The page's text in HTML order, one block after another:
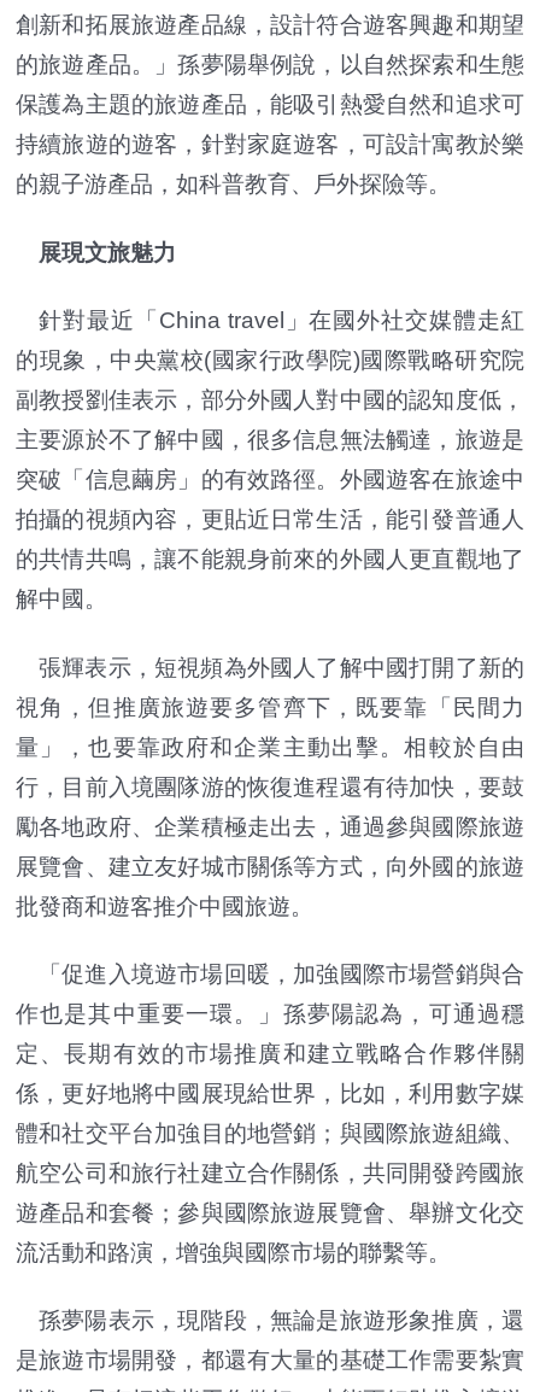
創新和拓展旅遊產品線，設計符合遊客興趣和期望
的旅遊產品。」孫夢陽舉例說，以自然探索和生態
保護為主題的旅遊產品，能吸引熱愛自然和追求可
持續旅遊的遊客，針對家庭遊客，可設計寓教於樂
的親子游產品，如科普教育、戶外探險等。
展現文旅魅力
針對最近「China travel」在國外社交媒體走紅
的現象，中央黨校(國家行政學院)國際戰略研究院
副教授劉佳表示，部分外國人對中國的認知度低，
主要源於不了解中國，很多信息無法觸達，旅遊是
突破「信息繭房」的有效路徑。外國遊客在旅途中
拍攝的視頻內容，更貼近日常生活，能引發普通人
的共情共鳴，讓不能親身前來的外國人更直觀地了
解中國。
張輝表示，短視頻為外國人了解中國打開了新的
視角，但推廣旅遊要多管齊下，既要靠「民間力
量」，也要靠政府和企業主動出擊。相較於自由
行，目前入境團隊游的恢復進程還有待加快，要鼓
勵各地政府、企業積極走出去，通過參與國際旅遊
展覽會、建立友好城市關係等方式，向外國的旅遊
批發商和遊客推介中國旅遊。
「促進入境遊市場回暖，加強國際市場營銷與合
作也是其中重要一環。」孫夢陽認為，可通過穩
定、長期有效的市場推廣和建立戰略合作夥伴關
係，更好地將中國展現給世界，比如，利用數字媒
體和社交平台加強目的地營銷；與國際旅遊組織、
航空公司和旅行社建立合作關係，共同開發跨國旅
遊產品和套餐；參與國際旅遊展覽會、舉辦文化交
流活動和路演，增強與國際市場的聯繫等。
孫夢陽表示，現階段，無論是旅遊形象推廣，還
是旅遊市場開發，都還有大量的基礎工作需要紮實